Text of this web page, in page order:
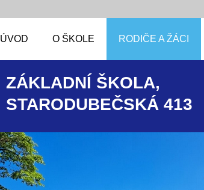
ÚVOD O ŠKOLE RODIČE A ŽÁCI
ZÁKLADNÍ ŠKOLA,
STARODUBEČSKÁ 413